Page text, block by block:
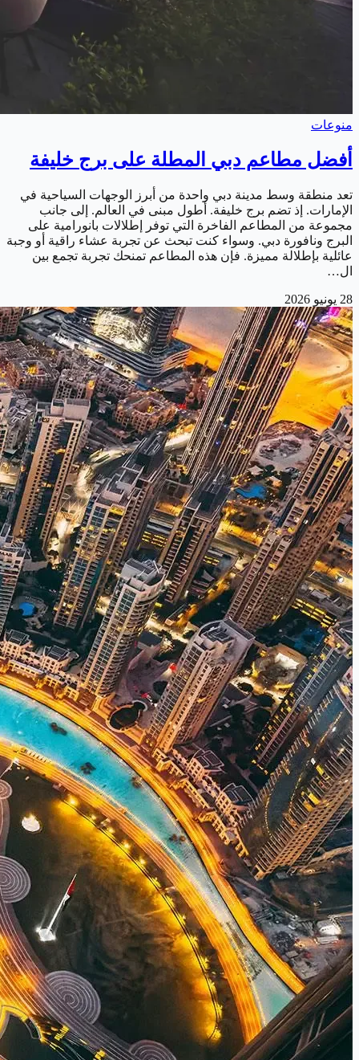
منوعات
أفضل مطاعم دبي المطلة على برج خليفة
تعد منطقة وسط مدينة دبي واحدة من أبرز الوجهات السياحية في
الإمارات. إذ تضم برج خليفة. أطول مبنى في العالم. إلى جانب
مجموعة من المطاعم الفاخرة التي توفر إطلالات بانورامية على
البرج ونافورة دبي. وسواء كنت تبحث عن تجربة عشاء راقية أو وجبة
عائلية بإطلالة مميزة. فإن هذه المطاعم تمنحك تجربة تجمع بين
ال…
28 يونيو 2026